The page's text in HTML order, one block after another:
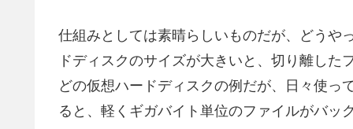
仕組みとしては素晴らしいものだが、どうや
ドディスクのサイズが大きいと、切り離し
どの仮想ハードディスクの例だが、日々使っ
ると、軽くギガバイト単位のファイルがバッ